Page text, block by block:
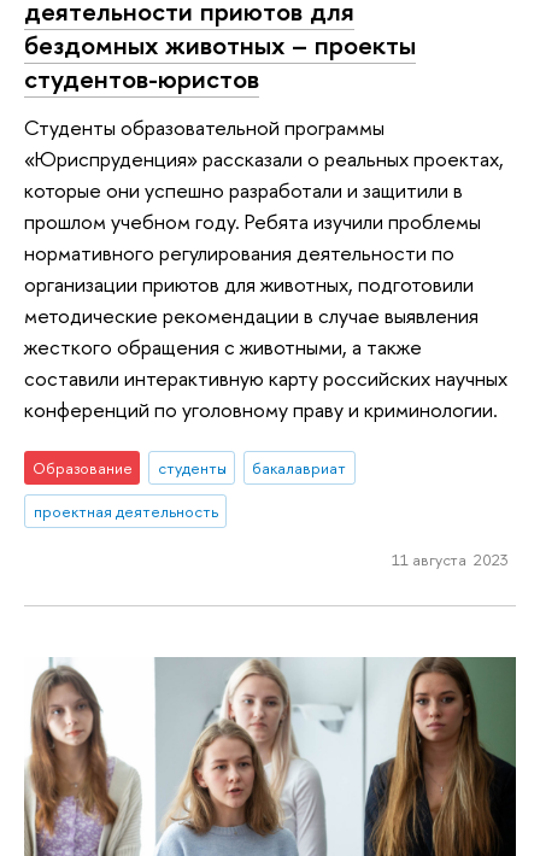
деятельности приютов для
бездомных животных – проекты
студентов-юристов
Студенты образовательной программы
«Юриспруденция» рассказали о реальных проектах,
которые они успешно разработали и защитили в
прошлом учебном году. Ребята изучили проблемы
нормативного регулирования деятельности по
организации приютов для животных, подготовили
методические рекомендации в случае выявления
жесткого обращения с животными, а также
составили интерактивную карту российских научных
конференций по уголовному праву и криминологии.
Образование студенты
бакалавриат
проектная деятельность
11 августа 2023